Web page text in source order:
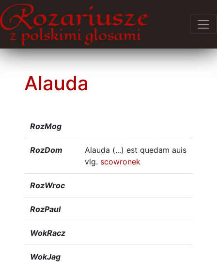
Alauda
RozMog
RozDom
Alauda (...) est quedam auis
vlg. scowronek
RozWroc
RozPaul
WokRacz
WokJag